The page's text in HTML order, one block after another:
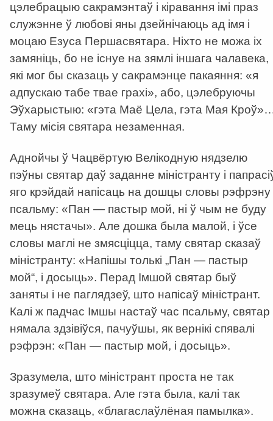
цэлебрацыю сакрамэнтаў і кіравання імі праз
служэнне ў любові яны дзейнічаюць ад імя і
моцаю Езуса Першасвятара. Ніхто не можа іх
замяніць, бо не існуе на зямлі іншага чалавека,
які мог бы сказаць у сакрамэнце пакаяння: «я
адпускаю табе тваe грахі», або, цэлебруючы
Эўхарыстыю: «гэта Маё Цела, гэта Мая
Таму місія святара незаменная.
Аднойчы ў Чацвёртую Велікодную нядзелю
пэўны святар даў заданне міністранту і
яго крэйдай напісаць на дошцы словы рэфрэну
псальму: «Пан — пастыр мой, ні ў чым не буду
мець нястачы». Але дошка была малой, і ўсе
словы маглі не змясціцца, таму святар сказаў
міністранту: «Напішы толькі „Пан — пастыр
мой“, і досыць». Перад Імшой святар быў
заняты і не паглядзеў, што напісаў міністрант.
Калі ж падчас Імшы настаў час псальму, святар
нямала здзівіўся, пачуўшы, як вернікі спявалі
рэфрэн: «Пан — пастыр мой, і досыць».
Зразумела, што міністрант проста не так
зразумеў святара. Але гэта была, калі так
можна сказаць, «благаслаўлёная памылка».